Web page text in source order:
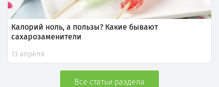
Калорий ноль, а пользы? Какие бывают
сахарозаменители
13 апреля
Все статьи раздела